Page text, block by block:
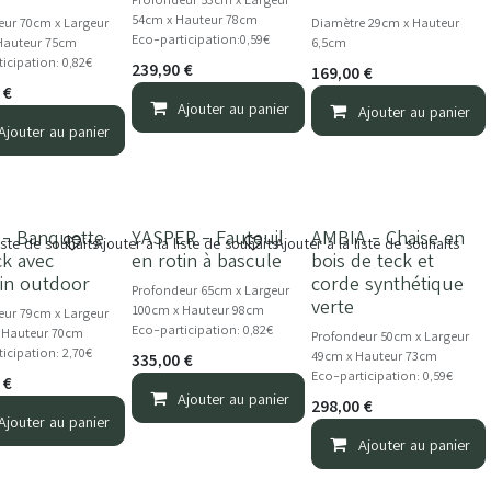
70cm x Largeur
75cm
0,82€
€
au panier
54cm x Hauteur 78cm
Eco-participation:0,59€
239,90€
Ajouter au panier
Diamètre 29cm x Hauteur
6,5cm
169,00 €
Ajouter au panier
- Banquette
avec
outdoor
79cm x Largeur
70cm
2,70€
€
au panier
de souhaits
YASPER - Fauteuil
en rotin à bascule
Profondeur 65cm x Largeur
100cm x Hauteur 98cm
Eco-participation: 0,82€
335,00€
Ajouter au panier
Ajouter à la liste de souhaits NOUVEAU
AMBIA - Chaise en
bois de teck et
corde synthétique
verte
Profondeur 50cm x Largeur
49cm x Hauteur 73cm
Eco-participation: 0,59€
298,00 €
Ajouter au panier
Ajouter à la liste de souhaits